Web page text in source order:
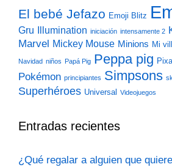
El bebé Jefazo Emoji Blitz
Gru Illumination iniciación intensamente 2
Marvel Mickey Mouse Minions Mi
Navidad niños Papá Pig Peppa pig
Pokémon principiantes Simpsons
Superhéroes Universal Videojuegos
Entradas recientes
¿Qué regalar a alguien que